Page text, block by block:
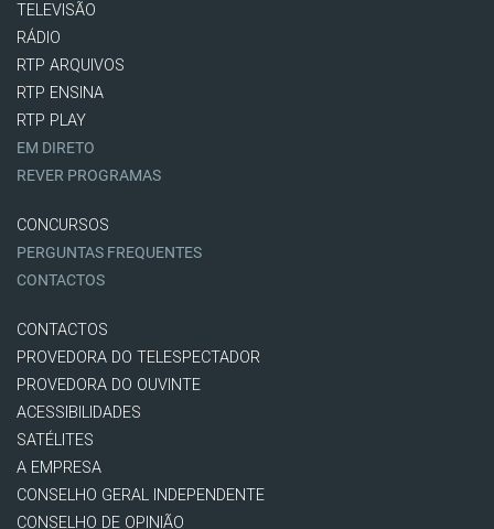
TELEVISÃO
RÁDIO
RTP ARQUIVOS
RTP ENSINA
RTP PLAY
EM DIRETO
REVER PROGRAMAS
CONCURSOS
PERGUNTAS FREQUENTES
CONTACTOS
CONTACTOS
PROVEDORA DO TELESPECTADOR
PROVEDORA DO OUVINTE
ACESSIBILIDADES
SATÉLITES
A EMPRESA
CONSELHO GERAL INDEPENDENTE
CONSELHO DE OPINIÃO